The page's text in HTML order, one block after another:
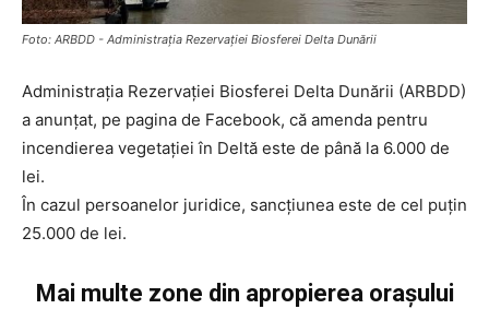
Foto: ARBDD - Administraţia Rezervaţiei Biosferei Delta Dunării
Administraţia Rezervaţiei Biosferei Delta Dunării (ARBDD)
a anunţat, pe pagina de Facebook, că amenda pentru
incendierea vegetaţiei în Deltă este de până la 6.000 de
lei.
În cazul persoanelor juridice, sancţiunea este de cel puţin
25.000 de lei.
Mai multe zone din apropierea oraşului